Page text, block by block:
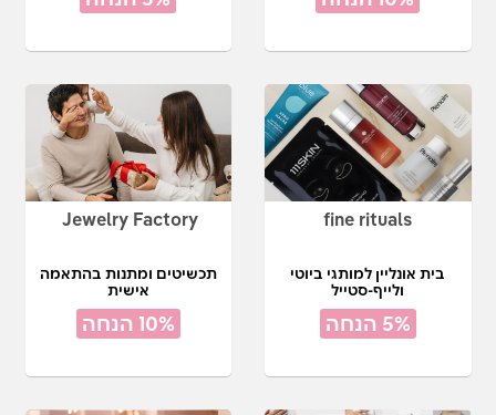
fine rituals
בית אונליין למותגי ביוטי
ולייף-סטייל
5% הנחה
Jewelry Factory
תכשיטים ומתנות בהתאמה
אישית
10% הנחה